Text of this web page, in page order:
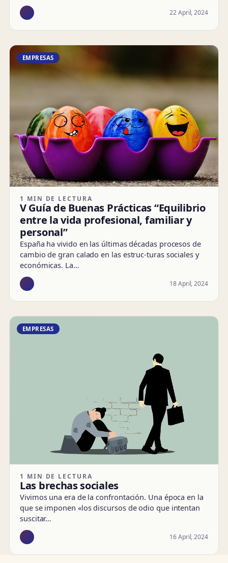
22 April, 2024
EMPRESAS
1 MIN DE LECTURA
V Guía de Buenas Prácticas “Equilibrio
entre la vida profesional, familiar y
personal”
España ha vivido en las últimas décadas procesos de
cambio de gran calado en las estruc-turas sociales y
económicas. La…
18 April, 2024
EMPRESAS
1 MIN DE LECTURA
Las brechas sociales
Vivimos una era de la confrontación. Una época en la
que se imponen «los discursos de odio que intentan
suscitar…
16 April, 2024